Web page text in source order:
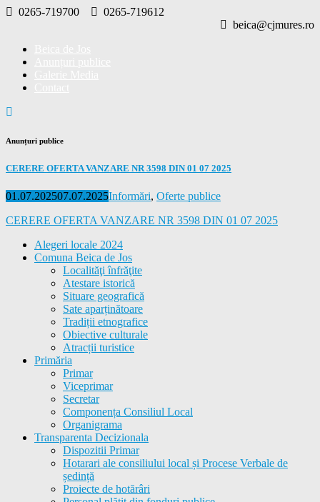
Skip0265-719700
0265-719612
beica@cjmures.ro
Anunțuri publice
CERERE OFERTA VANZARE NR 3598 DIN 01 07 2025
Posted
01.07.202507.07.2025Categories
Informări, Oferte publice
CERERE OFERTA VANZARE NR 3598 DIN 01 07 2025
Alegeri locale 2024
Comuna Beica de Jos
Localităţi înfrăţite
Atestare istorică
Situare geografică
Sate aparținătoare
Tradiții etnografice
Obiective culturale
Atracții turistice
Primăria
Primar
Viceprimar
Secretar
Componența Consiliul Local
Organigrama
Transparenta Decizionala
Dispozitii Primar
Hotarari ale consiliului local și Procese Verbale de
ședință
Proiecte de hotărâri